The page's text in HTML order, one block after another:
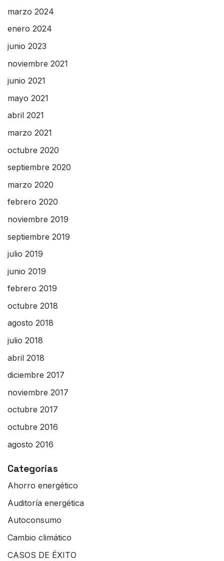
marzo 2024
enero 2024
junio 2023
noviembre 2021
junio 2021
mayo 2021
abril 2021
marzo 2021
octubre 2020
septiembre 2020
marzo 2020
febrero 2020
noviembre 2019
septiembre 2019
julio 2019
junio 2019
febrero 2019
octubre 2018
agosto 2018
julio 2018
abril 2018
diciembre 2017
noviembre 2017
octubre 2017
octubre 2016
agosto 2016
Categorías
Ahorro energético
Auditoría energética
Autoconsumo
Cambio climático
CASOS DE ÉXITO